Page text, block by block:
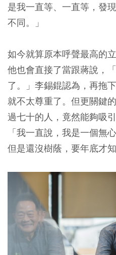
是我一直等、一直等，發
不同。」
如今就算原本呼聲最高的
他也會直接了當跟蔣說，
了。」李錫錕認為，再拖
就不太尊重了。但更關鍵
過七十的人，竟然能夠吸
「我一直說，我是一個無
但是還沒樹蔭，要年底才知